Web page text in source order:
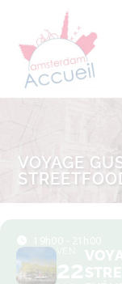
VOYAGE